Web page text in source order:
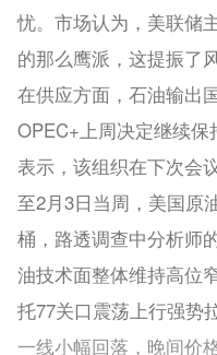
忧。市场认为，美联储
的那么鹰派，这提振了
在供应方面，石油输出
OPEC+上周决定继续
表示，该组织在下次会
至2月3日当周，美国原
桶，路透调查中分析师
油技术面整体维持高位
托77关口震荡上行强势
一线小幅回落，晚间价